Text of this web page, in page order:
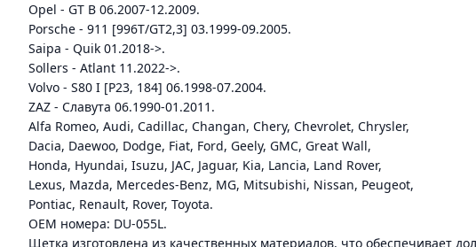
Opel - GT B 06.2007-12.2009.
Porsche - 911 [996T/GT2,3] 03.1999-09.2005.
Saipa - Quik 01.2018->.
Sollers - Atlant 11.2022->.
Volvo - S80 I [P23, 184] 06.1998-07.2004.
ZAZ - Славута 06.1990-01.2011.
Alfa Romeo, Audi, Cadillac, Changan, Chery, Chevrolet, Chrysler,
Dacia, Daewoo, Dodge, Fiat, Ford, Geely, GMC, Great Wall,
Honda, Hyundai, Isuzu, JAC, Jaguar, Kia, Lancia, Land Rover,
Lexus, Mazda, Mercedes-Benz, MG, Mitsubishi, Nissan, Peugeot,
Pontiac, Renault, Rover, Toyota.
ОЕМ номера: DU-055L.
Щетка изготовлена из качественных материалов, что обеспечивает